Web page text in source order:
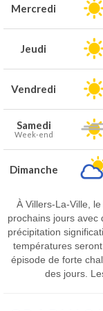
Mercredi
Jeudi
Vendredi
Samedi
Week-end
Dimanche
À Villers-La-Ville,
prochains jours avec
précipitation
températures
épisode de forte
des jours.